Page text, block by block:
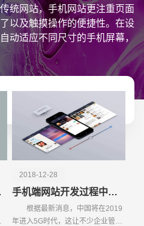
统网站，手机网站更注重页面
以及触摸操作的便捷性。在设
动适应不同尺寸的手机屏幕，
手机网站还强调信息的层次结
速找到所需内容。为了提升用
拨号、地图导航等实用功能。
能实时追踪用户行为，为持续
支持。总之，手机网站是聚合
道，旨在为用户提供便捷、高
招
2018-12-28
手机端网站开发过程中有哪些事项需注意
根据最新消息，中国将在2019
年进入5G时代，这让不少企业管理